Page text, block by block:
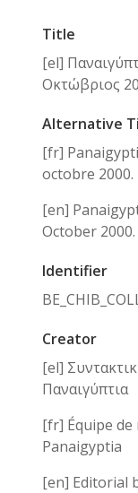
Title
[el]
Οκτώβριος
Alternative
[fr]
octobre 2000.
[en]
October 2000.
Identifier
Creator
[el]
Παναιγύπτια
[fr] Équipe de
Panaigyptia
[en] Editorial